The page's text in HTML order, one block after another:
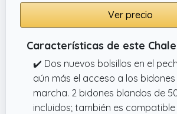
Ver precio
Características de este
✔️ Dos nuevos bolsillos en el
aún más el acceso a los
marcha. 2 bidones blandos de
incluidos; también es